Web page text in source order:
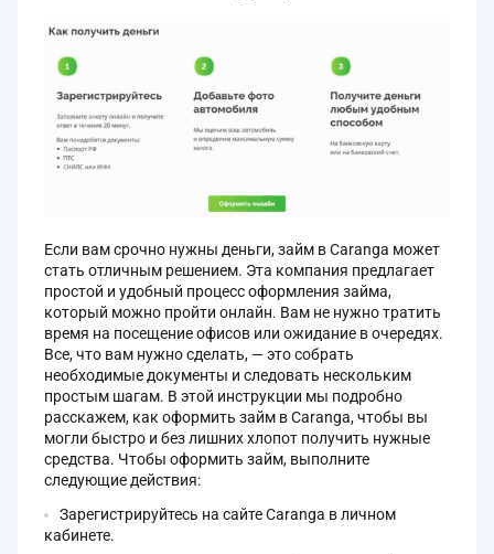
Если вам срочно нужны деньги, займ в Caranga может
стать отличным решением. Эта компания предлагает
простой и удобный процесс оформления займа,
который можно пройти онлайн. Вам не нужно тратить
время на посещение офисов или ожидание в очередях.
Все, что вам нужно сделать, — это собрать
необходимые документы и следовать нескольким
простым шагам. В этой инструкции мы подробно
расскажем, как оформить займ в Caranga, чтобы вы
могли быстро и без лишних хлопот получить нужные
средства. Чтобы оформить займ, выполните
следующие действия:
Зарегистрируйтесь на сайте Caranga в личном
кабинете.